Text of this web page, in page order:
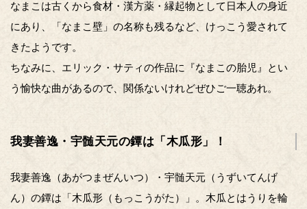
なまこは古くから食材・漢方薬・縁起物として日本人の身近
にあり、「なまこ壁」の名称も残るなど、けっこう愛されて
きたようです。
ちなみに、エリック・サティの作品に『なまこの胎児』とい
う愉快な曲があるので、関係ないけれどぜひご一聴あれ。
我妻善逸・宇髄天元の鐔は「木瓜形」！
我妻善逸（あがつまぜんいつ）・宇髄天元（うずいてんげ
ん）の鐔は「木瓜形（もっこうがた）」。木瓜とはうりを輪